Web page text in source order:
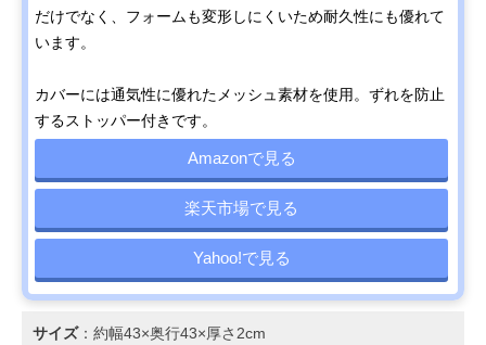
だけでなく、フォームも変形しにくいため耐久性にも優れて
います。
カバーには通気性に優れたメッシュ素材を使用。ずれを防止
するストッパー付きです。
Amazonで見る
楽天市場で見る
Yahoo!で見る
サイズ：約幅43×奥行43×厚さ2cm